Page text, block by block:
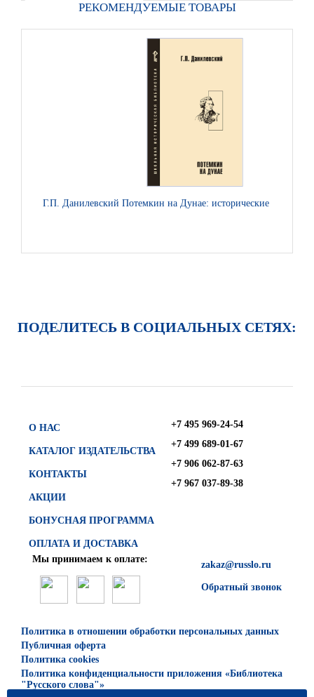
РЕКОМЕНДУЕМЫЕ ТОВАРЫ
Г.П. Данилевский Потемкин на Дунае: исторические романы,
ПОДЕЛИТЕСЬ В СОЦИАЛЬНЫХ СЕТЯХ:
О НАС
КАТАЛОГ ИЗДАТЕЛЬСТВА
КОНТАКТЫ
АКЦИИ
БОНУСНАЯ ПРОГРАММА
ОПЛАТА И ДОСТАВКА
+7 495 969-24-54
+7 499 689-01-67
+7 906 062-87-63
+7 967 037-89-38
zakaz@russlo.ru
Обратный звонок
Мы принимаем к оплате:
Политика в отношении обработки персональных данных
Публичная оферта
Политика cookies
Политика конфиденциальности приложения «Библиотека
"Русского слова"»